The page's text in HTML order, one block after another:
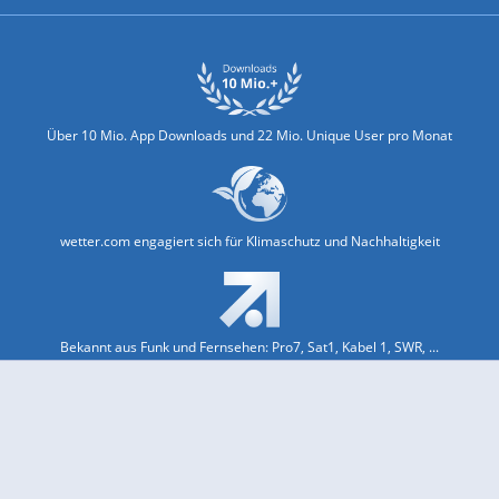
Über 10 Mio. App Downloads und 22 Mio. Unique User pro Monat
wetter.com engagiert sich für Klimaschutz und Nachhaltigkeit
Bekannt aus Funk und Fernsehen: Pro7, Sat1, Kabel 1, SWR, ...